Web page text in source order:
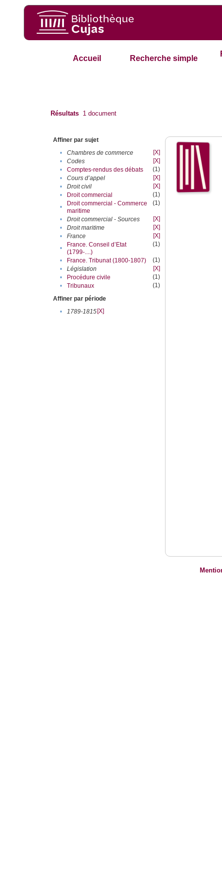
Accueil Recherche simple
Résultats 1 document
Affiner par sujet
•
Chambres de commerce
[X]
•
Codes
[X]
•
Comptes-rendus des débats
(1)
•
Cours d’appel
[X]
•
Droit civil
[X]
•
Droit commercial
(1)
•
Droit commercial - Commerce
maritime
(1)
• Droit commercial - Sources
[X]
•
Droit maritime
[X]
•
France
[X]
•
France. Conseil d’Etat
(1799-....)
(1)
• France. Tribunat (1800-1807)
(1)
•
Législation
[X]
•
Procédure civile
(1)
•
Tribunaux
(1)
Affiner par période
•
1789-1815[X]